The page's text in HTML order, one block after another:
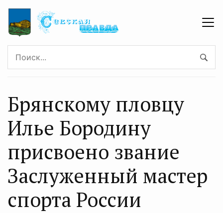
Брянскому пловцу
Илье Бородину
присвоено звание
Заслуженный мастер
спорта России